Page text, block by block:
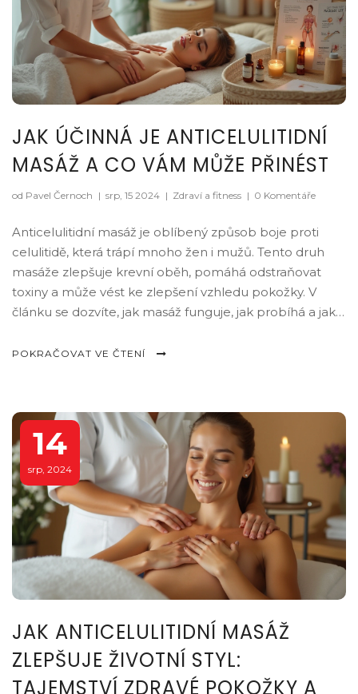
JAK ÚČINNÁ JE ANTICELULITIDNÍ
MASÁŽ A CO VÁM MŮŽE PŘINÉST
od Pavel Černoch | srp, 15 2024 | Zdraví a fitness | 0 Komentáře
Anticelulitidní masáž je oblíbený způsob boje proti
celulitidě, která trápí mnoho žen i mužů. Tento druh
masáže zlepšuje krevní oběh, pomáhá odstraňovat
toxiny a může vést ke zlepšení vzhledu pokožky. V
článku se dozvíte, jak masáž funguje, jak probíhá a jaké
a rady, jak si anticelulitidní masáž užít i doma.
POKRAČOVAT VE ČTENÍ
14
srp, 2024
JAK ANTICELULITIDNÍ MASÁŽ
ZLEPŠUJE ŽIVOTNÍ STYL:
TAJEMSTVÍ ZDRAVÉ POKOŽKY A